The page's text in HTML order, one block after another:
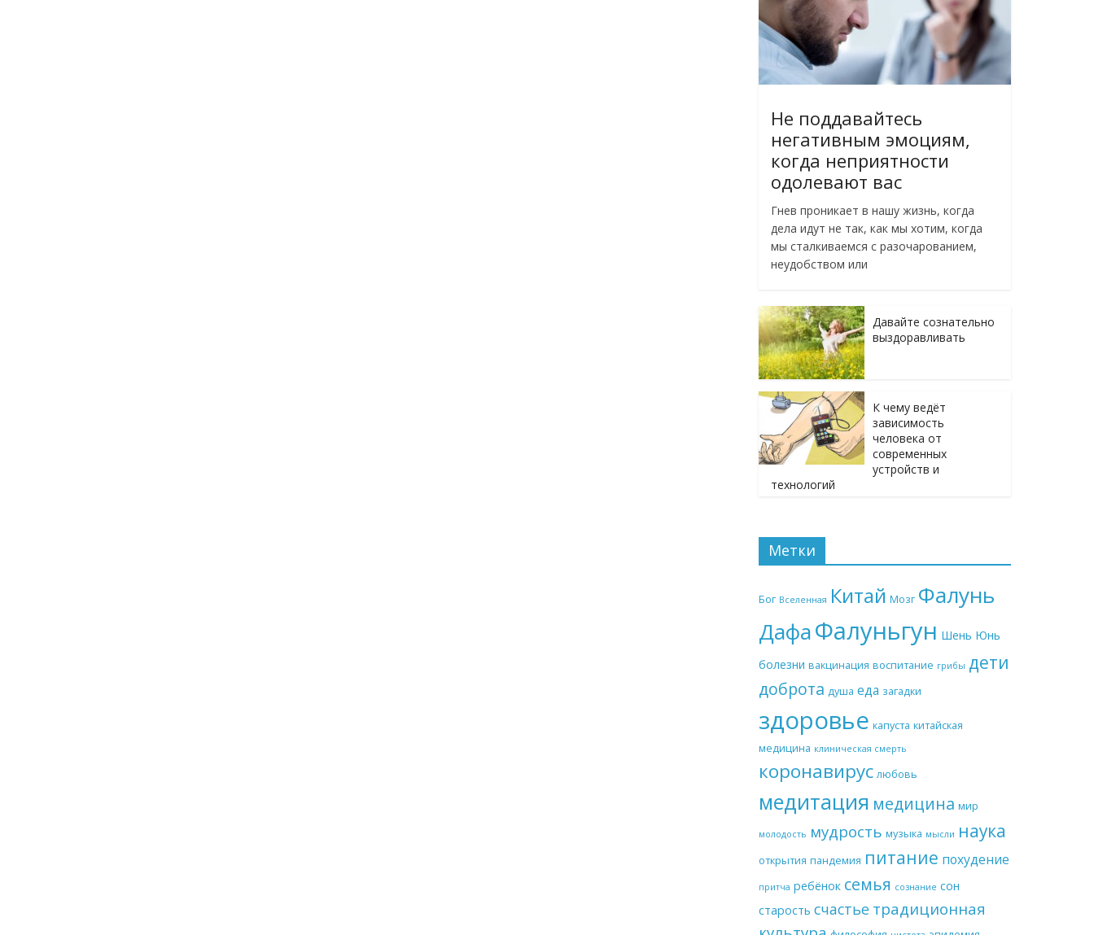
Не поддавайтесь
негативным эмоциям,
когда неприятности
одолевают вас
Гнев проникает в нашу жизнь, когда
дела идут не так, как мы хотим, когда
мы сталкиваемся с разочарованием,
неудобством или
Давайте сознательно
выздоравливать
К чему ведёт
зависимость
человека от
современных
устройств и
технологий
Метки
Бог Вселенная Китай Мозг Фалунь
ДафаФалуньгун Шень Юнь
болезни вакцинация воспитание грибы дети
доброта душа еда загадки
здоровье капуста китайская
медицина клиническая смерть
коронавирус любовь
медитация медицина мир
молодость мудрость музыка мысли наука
открытия пандемия питание похудение
притча ребёнок семья сознание сон
старость счастье традиционная